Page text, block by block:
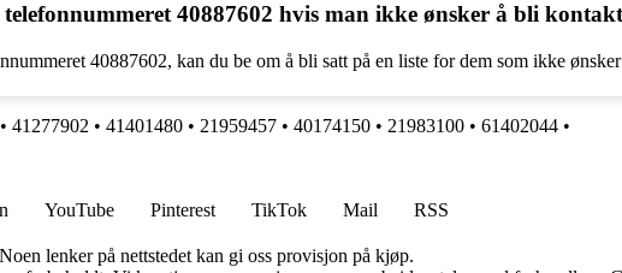
40887602 hvis man ikke ønsker å bli
40887602, kan du be om å bli satt på en liste for dem som ikke
• 41277902 • 41401480 • 21959457 • 40174150 • 21983100 • 61402044 •
YouTube Pinterest TikTok Mail
RSS
lenker på nettstedet kan gi oss provisjon på kjøp.